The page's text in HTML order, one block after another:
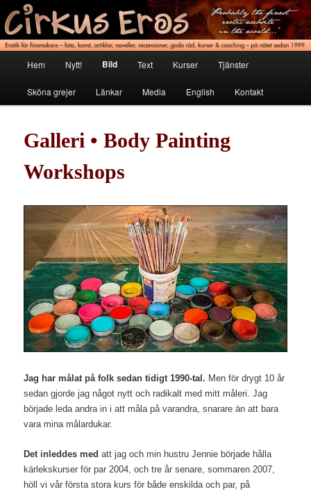
Hoppa
till
primärt
innehållCirkus Eros
Erotik för finsmakare
Hem Nytt! Bild Text Kurser Tjänster
Sköna grejer Länkar Media English Kontakt
Galleri • Body Painting
Workshops
Jag har målat på folk sedan tidigt 1990-tal. Men för drygt 10 år
sedan gjorde jag något nytt och radikalt med mitt måleri. Jag
började leda andra in i att måla på varandra, snarare än att bara
vara mina målardukar.
Det inleddes med att jag och min hustru Jennie började hålla
kärlekskurser för par 2004, och tre år senare, sommaren 2007,
höll vi vår första stora kurs för både enskilda och par, på